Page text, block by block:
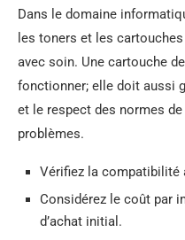
Dans le domaine
les toners et les
avec soin. Une cartouche de
fonctionner; elle doit aussi
et le respect des normes
problèmes.
Vérifiez la compatibilité
Considérez le coût par
d’achat initial.